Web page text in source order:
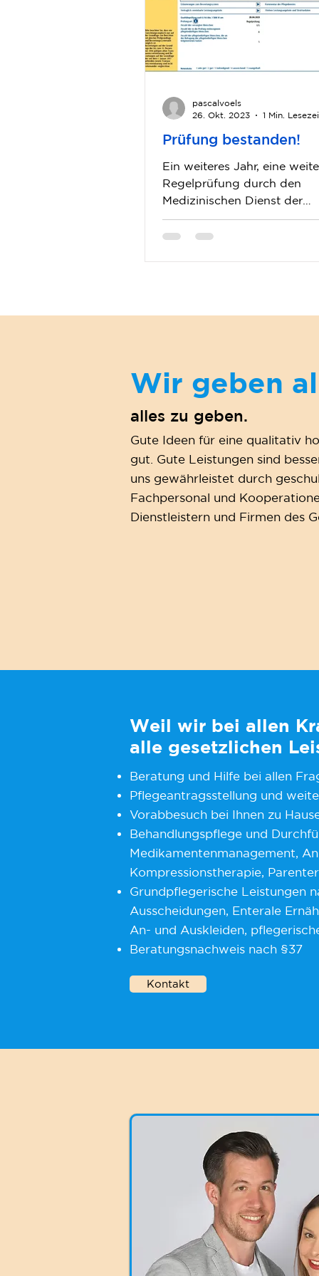
Prüfung bestanden!
Ein weiteres Jahr, eine
Regelprüfung durch den
Medizinischen Dienst der
Krankenkassen - wir
Note treu! Ein großes...
pascalvoels
26. Okt. 2023
1 Min.
Wir geben
alles zu geben.
Gute Ideen für eine qualitativ
gut. Gute Leistungen sind
uns gewährleistet durch
Fachpersonal und
Dienstleistern und Firmen des
Weil wir bei allen
alle gesetzlichen
Beratung und Hilfe bei allen
Pflegeantragsstellung und
Vorabbesuch bei Ihnen zu
Behandlungspflege und
Medikamentenmanagement,
Kompressionstherapie,
Grundpflegerische Leistungen
Ausscheidungen, Enterale
An- und Auskleiden,
Beratungsnachweis nach §37
Kontakt